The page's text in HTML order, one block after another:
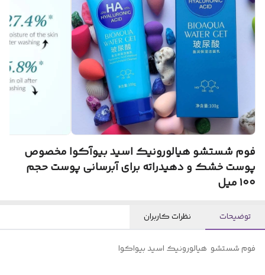
فوم شستشو هیالورونیک اسید بیو‌آکوا مخصوص
پوست خشک و دهیدراته برای آبرسانی پوست حجم
۱۰۰ میل
توضیحات نظرات کاربران
فوم شستشو هیالورونیک اسید بیواکوا